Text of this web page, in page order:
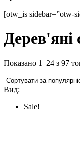
[otw_is sidebar=”otw-
Дерев'яні
Показано 1–24 з 97
Вид:
Sale!